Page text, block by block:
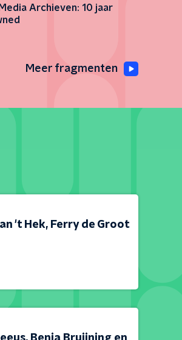
Archieven: 10 jaar
Meer fragmenten
't Hek, Ferry de Groot